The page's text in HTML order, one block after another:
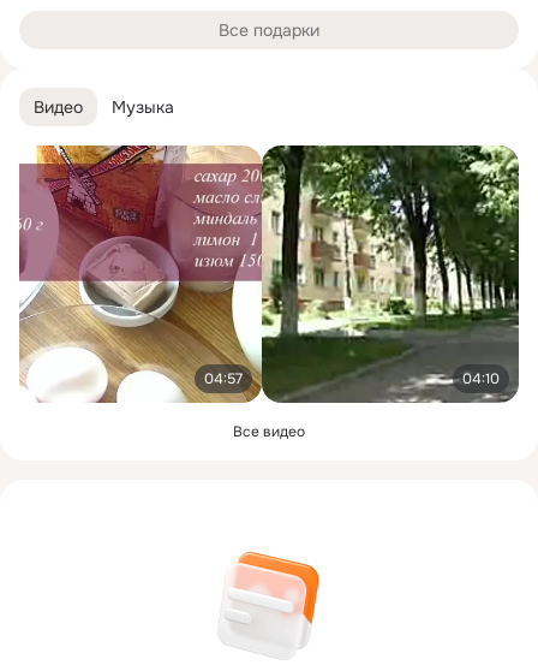
Видео Музыка
04:57 04:10
Все видео
Все подарки